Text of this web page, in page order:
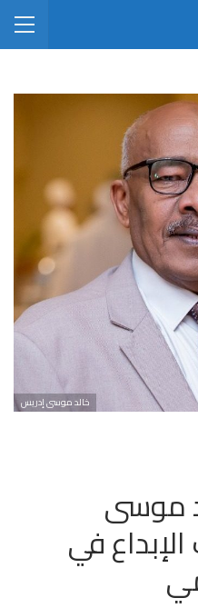
خالد موسى إدريس
موسى
في